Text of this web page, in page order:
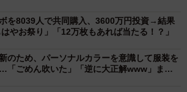
2/7
を8039人で共同購入、3600万円投資→結果
やお祭り」「12万枚もあれば当たる！？」
のため、パーソナルカラーを意識して服装を
「ごめん吹いた」「逆に大正解www」まさ